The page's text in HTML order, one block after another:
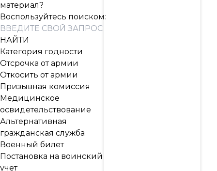
материал?
Воспользуйтесь поиском:
Категория годности
Отсрочка от армии
Откосить от армии
Призывная комиссия
Медицинское
освидетельствование
Альтернативная
гражданская служба
Военный билет
Постановка на воинский
учет